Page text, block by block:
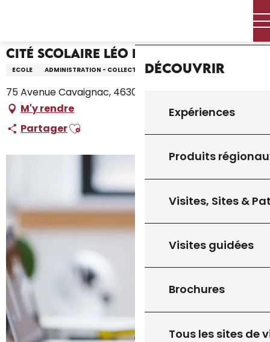
principal
Découvrir
Expériences
Produits
Visites, Sites &
Visites guidées
Brochures
Tous les sites de
Cité Scolaire Léo Ferré de Gourdon
ECOLE ADMINISTRATION - COLLECTIVITÉ
75 Avenue Cavaignac, 46300 Gourdon
M'y rendre
PartagerAjouter aux favoris